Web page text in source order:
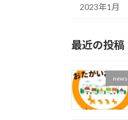
2023年1月
最近の投稿
news